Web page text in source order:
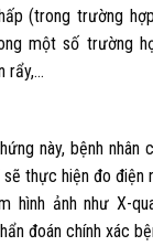
(trong trường
một số trường
rẩy,…
này, bệnh
thực hiện đo điện
hình ảnh như X-
đoán chính xác